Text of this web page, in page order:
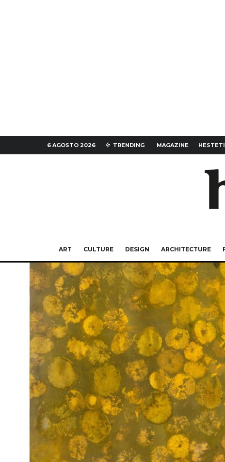
6 AGOSTO 2026 TRENDING MAGAZINE
ART CULTURE DESIGN ARCHITECTURE